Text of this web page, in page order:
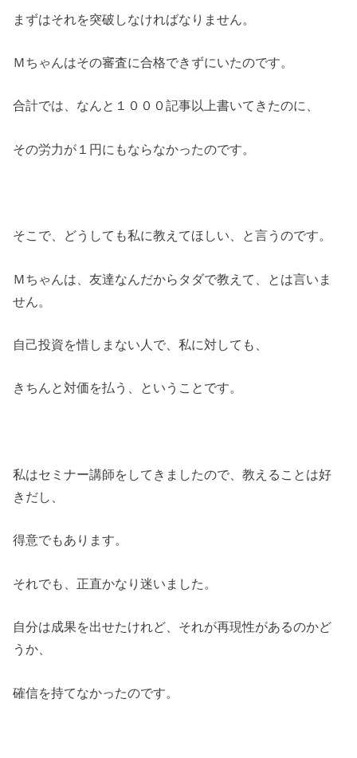
まずはそれを突破しなければなりません。
Ｍちゃんはその審査に合格できずにいたのです。
合計では、なんと１０００記事以上書いてきたのに、
その労力が１円にもならなかったのです。
そこで、どうしても私に教えてほしい、と言うのです。
Ｍちゃんは、友達なんだからタダで教えて、とは言いま
せん。
自己投資を惜しまない人で、私に対しても、
きちんと対価を払う、ということです。
私はセミナー講師をしてきましたので、教えることは好
きだし、
得意でもあります。
それでも、正直かなり迷いました。
自分は成果を出せたけれど、それが再現性があるのかど
うか、
確信を持てなかったのです。